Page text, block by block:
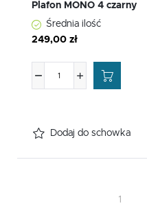
Plafon MONO 4 czarny
Średnia ilość
249,00 zł
Dodaj do schowka